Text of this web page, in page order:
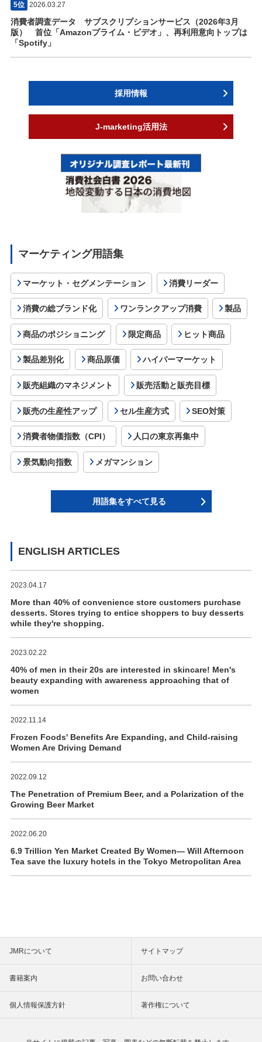
5位 2026.03.27
消費者調査データ サブスクリプションサービス（2026年3月
版） 首位「Amazonプライム・ビデオ」、再利用意向トップは
「Spotify」
採用情報
J-marketing活用法
マーケティング用語集
マーケット・セグメンテーション 消費リーダー
消費の総ブランド化 ワンランクアップ消費 製品
商品のポジショニング 限定商品 ヒット商品
製品差別化 商品原価 ハイパーマーケット
販売組織のマネジメント 販売活動と販売目標
販売の生産性アップ セル生産方式 SEO対策
消費者物価指数（CPI） 人口の東京再集中
景気動向指数 メガマンション
用語集をすべて見る
ENGLISH ARTICLES
2023.04.17
More than 40% of convenience store customers purchase
desserts. Stores trying to entice shoppers to buy desserts
while they're shopping.
2023.02.22
40% of men in their 20s are interested in skincare! Men's
beauty expanding with awareness approaching that of
women
2022.11.14
Frozen Foods' Benefits Are Expanding, and Child-raising
Women Are Driving Demand
2022.09.12
The Penetration of Premium Beer, and a Polarization of the
Growing Beer Market
2022.06.20
6.9 Trillion Yen Market Created By Women― Will Afternoon
Tea save the luxury hotels in the Tokyo Metropolitan Area
JMRについて サイトマップ
書籍案内 お問い合わせ
個人情報保護方針 著作権について